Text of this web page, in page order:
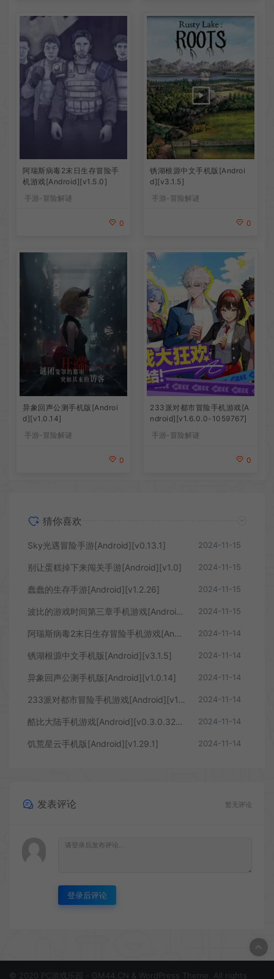
阿瑞斯病毒2末日生存冒险手
机游戏[Android][v1.5.0]
手游-冒险解谜
0
锈湖根源中文手机版[Androi
d][v3.1.5]
手游-冒险解谜
0
异象回声公测手机版[Androi
d][v1.0.14]
手游-冒险解谜
0
233派对都市冒险手机游戏[A
ndroid][v1.6.0.0-1059767]
手游-冒险解谜
0
猜你喜欢
Sky光遇冒险手游[Android][v0.13.1] 2024-11-15
别让蛋糕掉下来闯关手游[Android][v1.0] 2024-11-15
蠢蠢的生存手游[Android][v1.2.26] 2024-11-15
波比的游戏时间第三章手机游戏[Android][v1.0.25] 2024-11-15
阿瑞斯病毒2末日生存冒险手机游戏[Android][v1.5.0] 2024-11-14
锈湖根源中文手机版[Android][v3.1.5] 2024-11-14
异象回声公测手机版[Android][v1.0.14] 2024-11-14
233派对都市冒险手机游戏[Android][v1.6.0.0-1059767] 2024-11-14
酷比大陆手机游戏[Android][v0.3.0.3245] 2024-11-14
饥荒星云手机版[Android][v1.29.1] 2024-11-14
发表评论 暂无评论
登录后评论
© 2020 PC游戏乐园 - GM44.CN & WordPress Theme. All rights